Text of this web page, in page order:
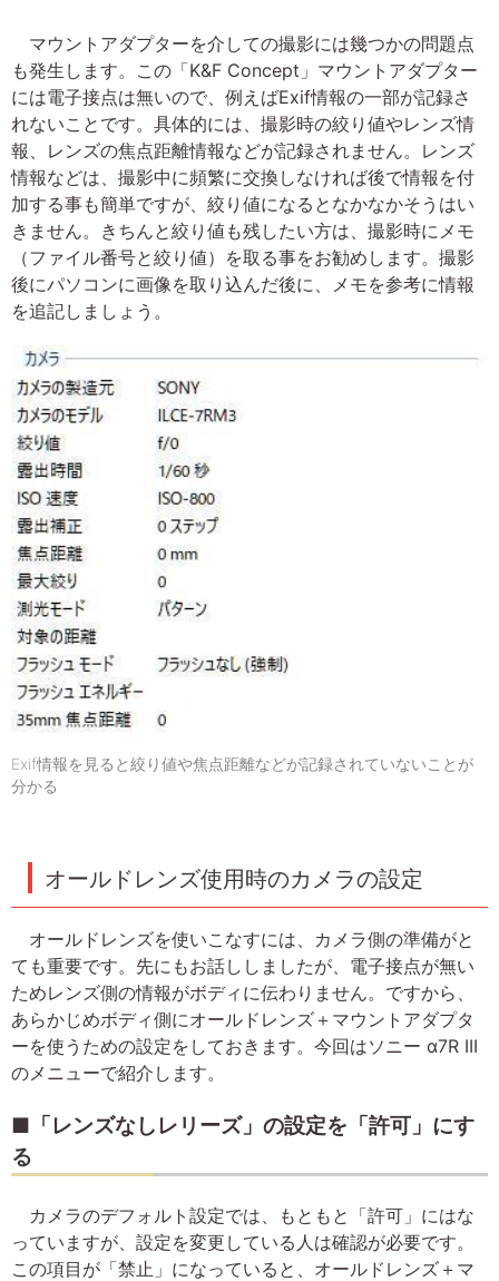
マウントアダプターを介しての撮影には幾つかの問題点
も発生します。この「K&F Concept」マウントアダプター
には電子接点は無いので、例えばExif情報の一部が記録さ
れないことです。具体的には、撮影時の絞り値やレンズ情
報、レンズの焦点距離情報などが記録されません。レンズ
情報などは、撮影中に頻繁に交換しなければ後で情報を付
加する事も簡単ですが、絞り値になるとなかなかそうはい
きません。きちんと絞り値も残したい方は、撮影時にメモ
（ファイル番号と絞り値）を取る事をお勧めします。撮影
後にパソコンに画像を取り込んだ後に、メモを参考に情報
を追記しましょう。
Exif情報を見ると絞り値や焦点距離などが記録されていないことが
分かる
オールドレンズ使用時のカメラの設定
オールドレンズを使いこなすには、カメラ側の準備がと
ても重要です。先にもお話ししましたが、電子接点が無い
ためレンズ側の情報がボディに伝わりません。ですから、
あらかじめボディ側にオールドレンズ＋マウントアダプタ
ーを使うための設定をしておきます。今回はソニー α7R III
のメニューで紹介します。
■「レンズなしレリーズ」の設定を「許可」にす
る
カメラのデフォルト設定では、もともと「許可」にはな
っていますが、設定を変更している人は確認が必要です。
この項目が「禁止」になっていると、オールドレンズ＋マ